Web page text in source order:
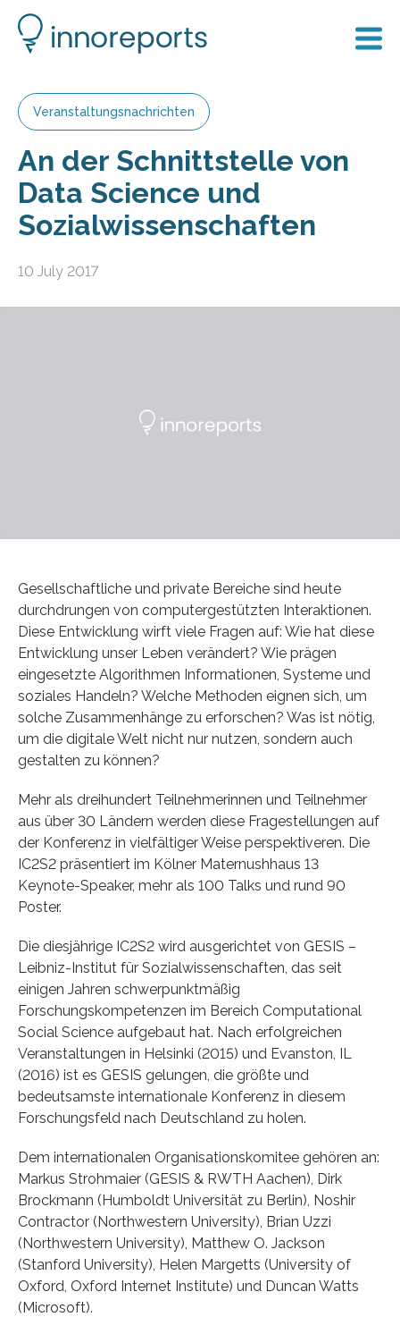
Veranstaltungsnachrichten
An der Schnittstelle von
Data Science und
Sozialwissenschaften
10 July 2017
Gesellschaftliche und private Bereiche sind heute
durchdrungen von computergestützten Interaktionen.
Diese Entwicklung wirft viele Fragen auf: Wie hat diese
Entwicklung unser Leben verändert? Wie prägen
eingesetzte Algorithmen Informationen, Systeme und
soziales Handeln? Welche Methoden eignen sich, um
solche Zusammenhänge zu erforschen? Was ist nötig,
um die digitale Welt nicht nur nutzen, sondern auch
gestalten zu können?
Mehr als dreihundert Teilnehmerinnen und Teilnehmer
aus über 30 Ländern werden diese Fragestellungen auf
der Konferenz in vielfältiger Weise perspektiveren. Die
IC2S2 präsentiert im Kölner Maternushhaus 13
Keynote-Speaker, mehr als 100 Talks und rund 90
Poster.
Die diesjährige IC2S2 wird ausgerichtet von GESIS –
Leibniz-Institut für Sozialwissenschaften, das seit
einigen Jahren schwerpunktmäßig
Forschungskompetenzen im Bereich Computational
Social Science aufgebaut hat. Nach erfolgreichen
Veranstaltungen in Helsinki (2015) und Evanston, IL
(2016) ist es GESIS gelungen, die größte und
bedeutsamste internationale Konferenz in diesem
Forschungsfeld nach Deutschland zu holen.
Dem internationalen Organisationskomitee gehören an:
Markus Strohmaier (GESIS & RWTH Aachen), Dirk
Brockmann (Humboldt Universität zu Berlin), Noshir
Contractor (Northwestern University), Brian Uzzi
(Northwestern University), Matthew O. Jackson
(Stanford University), Helen Margetts (University of
Oxford, Oxford Internet Institute) und Duncan Watts
(Microsoft).